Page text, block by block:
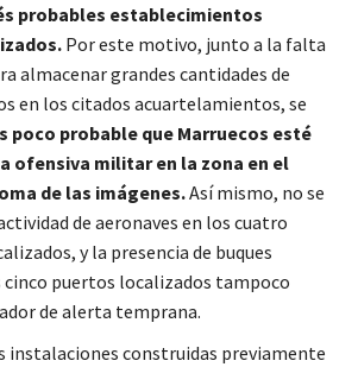
probables establecimientos
Por este motivo, junto a la falta
almacenar grandes cantidades de
en los citados acuartelamientos, se
poco probable que Marruecos esté
ofensiva militar en la zona en el
de las imágenes.Así mismo, no se
de aeronaves en los cuatro
y la presencia de buques
puertos localizados tampoco
de alerta temprana.
instalaciones construidas previamente